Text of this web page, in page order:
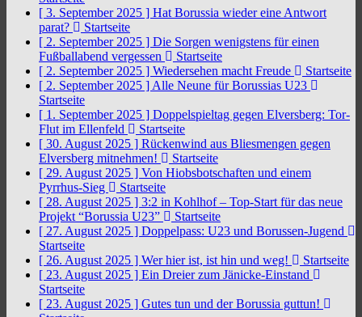
[ 3. September 2025 ] Hat Borussia wieder eine Antwort
parat?
Startseite
[ 2. September 2025 ] Die Sorgen wenigstens für einen
Fußballabend vergessen
Startseite
[ 2. September 2025 ] Wiedersehen macht Freude
Startseite
[ 2. September 2025 ] Alle Neune für Borussias U23
Startseite
[ 1. September 2025 ] Doppelspieltag gegen Elversberg: Tor-
Flut im Ellenfeld
Startseite
[ 30. August 2025 ] Rückenwind aus Bliesmengen gegen
Elversberg mitnehmen!
Startseite
[ 29. August 2025 ] Von Hiobsbotschaften und einem
Pyrrhus-Sieg
Startseite
[ 28. August 2025 ] 3:2 in Kohlhof – Top-Start für das neue
Projekt “Borussia U23”
Startseite
[ 27. August 2025 ] Doppelpass: U23 und Borussen-Jugend
Startseite
[ 26. August 2025 ] Wer hier ist, ist hin und weg!
Startseite
[ 23. August 2025 ] Ein Dreier zum Jänicke-Einstand
Startseite
[ 23. August 2025 ] Gutes tun und der Borussia guttun!